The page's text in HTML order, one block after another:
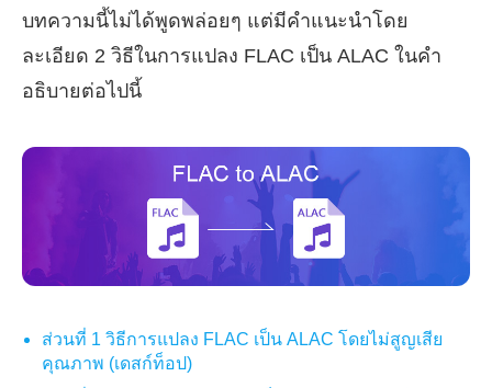
บทความนี้ไม่ได้พูดพล่อยๆ แต่มีคำแนะนำโดย
ละเอียด 2 วิธีในการแปลง FLAC เป็น ALAC ในคำ
อธิบายต่อไปนี้
ส่วนที่ 1 วิธีการแปลง FLAC เป็น ALAC โดยไม่สูญเสีย
คุณภาพ (เดสก์ท็อป)